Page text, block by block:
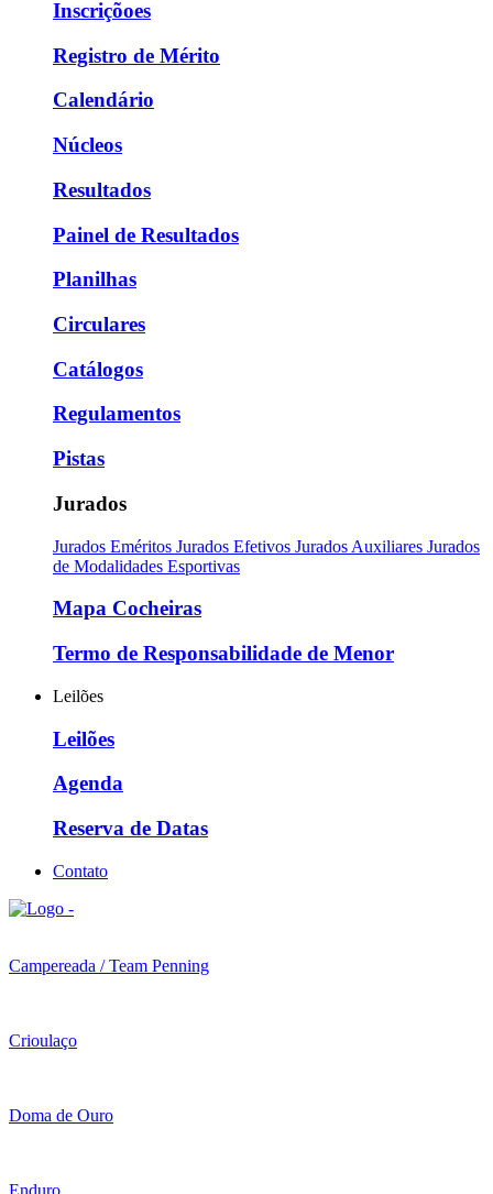
Inscriçõoes
Registro de Mérito
Calendário
Núcleos
Resultados
Painel de Resultados
Planilhas
Circulares
Catálogos
Regulamentos
Pistas
Jurados
Jurados Eméritos Jurados Efetivos Jurados Auxiliares Jurados
de Modalidades Esportivas
Mapa Cocheiras
Termo de Responsabilidade de Menor
Leilões
Leilões
Agenda
Reserva de Datas
Contato
Campereada / Team Penning
Crioulaço
Doma de Ouro
Enduro